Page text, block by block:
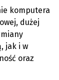
komputera
dużej
jak i w
oraz